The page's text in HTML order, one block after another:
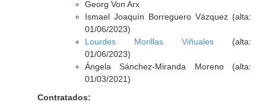
Georg Von Arx
Ismael Joaquín Borreguero Vázquez (alta:
01/06/2023)
Lourdes Morillas Viñuales(alta:
01/06/2023)
Ángela Sánchez-Miranda Moreno (alta:
01/03/2021)
Contratados: